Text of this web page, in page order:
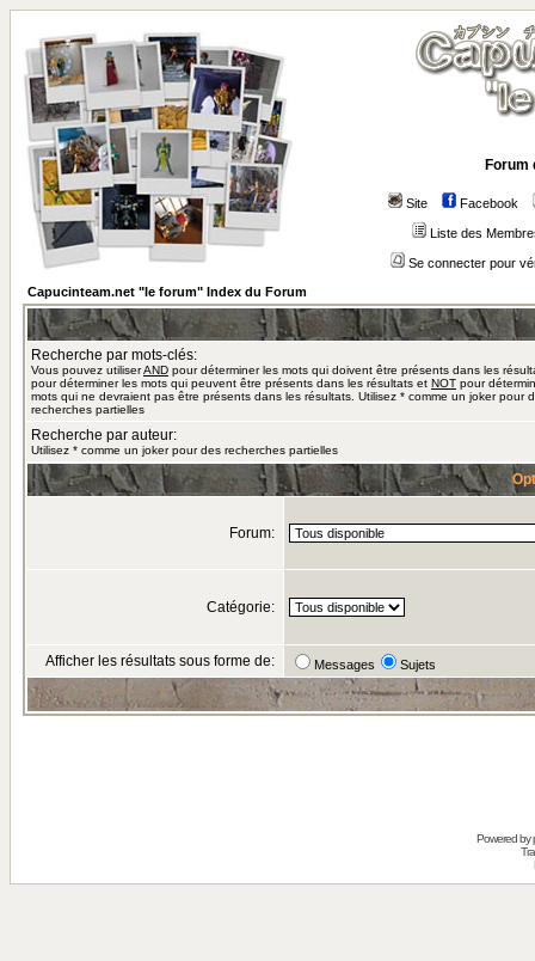
Forum
Site Facebook
Liste des
Se connecter pour
Capucinteam.net "le forum" Index du Forum
Recherche par mots-clés:
Vous pouvez utiliserAND pour déterminer les mots qui doivent être présents dans les
pour déterminer les mots qui peuvent être présents dans les résultats et NOT pour
mots qui ne devraient pas être présents dans les résultats. Utilisez * comme un joker pour
recherches partielles
Recherche par auteur:
Utilisez * comme un joker pour des recherches partielles
Forum:
Catégorie:
Afficher les résultats sous forme de: Messages Sujets
Powered by